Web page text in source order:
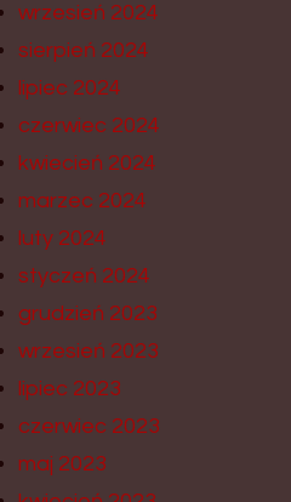
wrzesień 2024
sierpień 2024
lipiec 2024
czerwiec 2024
kwiecień 2024
marzec 2024
luty 2024
styczeń 2024
grudzień 2023
wrzesień 2023
lipiec 2023
czerwiec 2023
maj 2023